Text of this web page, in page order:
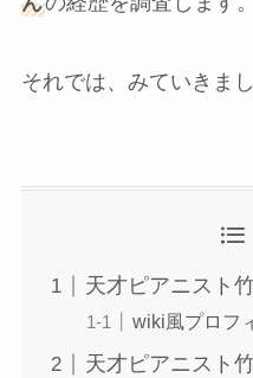
それでは、みていきま
天才ピアニスト
wiki風プロフ
天才ピアニスト